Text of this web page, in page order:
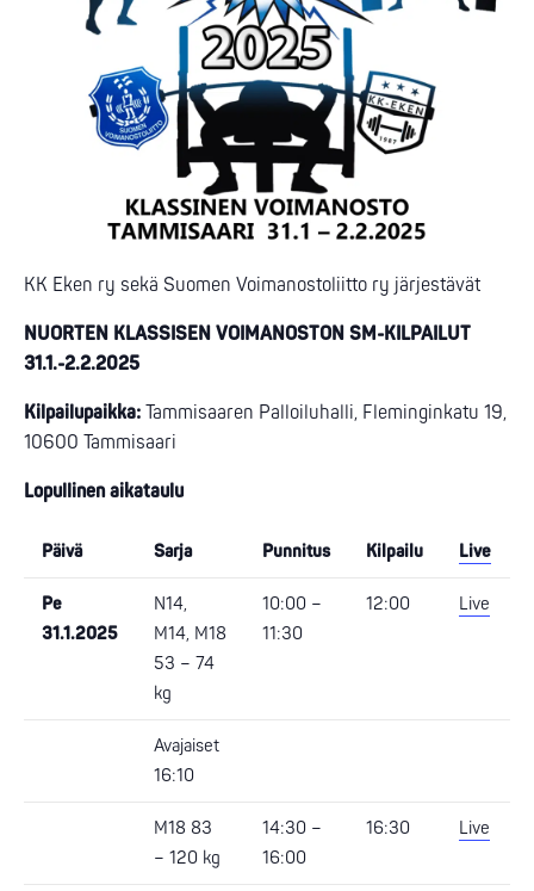
KK Eken ry sekä Suomen Voimanostoliitto ry järjestävät
NUORTEN KLASSISEN VOIMANOSTON SM-KILPAILUT
31.1.-2.2.2025
Kilpailupaikka: Tammisaaren Palloiluhalli, Fleminginkatu 19,
10600 Tammisaari
Lopullinen aikataulu
Päivä Sarja Punnitus Kilpailu Live
Pe
31.1.2025
N14,
M14, M18
53 – 74
kg
10:00 –
11:30
12:00 Live
Avajaiset
16:10
M18 83
– 120 kg
14:30 –
16:00
16:30 Live